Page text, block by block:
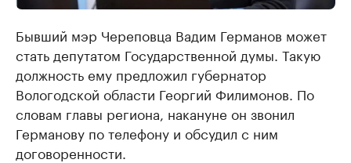
Бывший мэр Череповца Вадим Германов может
стать депутатом Государственной думы. Такую
должность ему предложил губернатор
Вологодской области Георгий Филимонов. По
словам главы региона, накануне он звонил
Германову по телефону и обсудил с ним
договоренности.